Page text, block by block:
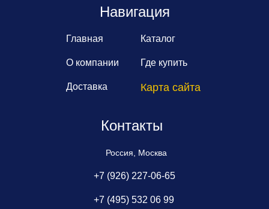
Навигация
Главная
О компании
Каталог
Где купить
Карта сайта
Доставка
Контакты
+7 (926) 227-06-65
+7 (495) 532 06 99
Россия, Москва